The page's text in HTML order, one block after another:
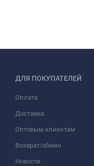
ДЛЯ ПОКУПАТЕЛЕЙ
Оплата
Доставка
Оптовым клиентам
Возврат/обмен
Новости